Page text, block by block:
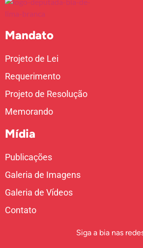
Mandato
Projeto de Lei
Requerimento
Projeto de Resolução
Memorando
Mídia
Publicações
Galeria de Imagens
Galeria de Vídeos
Contato
Siga a bia nas